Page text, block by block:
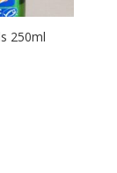
250ml